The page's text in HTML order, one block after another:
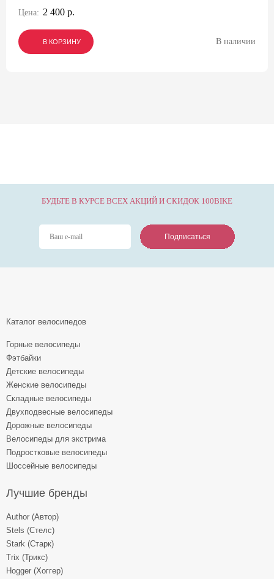
Цена: 2 400 р.
В КОРЗИНУ
В КОРЗИНУ
В КОРЗИНУ В наличии
БУДЬТЕ В КУРСЕ ВСЕХ АКЦИЙ И СКИДОК 100BIKE
Подписаться
Подписаться
Подписаться
Каталог велосипедов
Горные велосипеды
Фэтбайки
Детские велосипеды
Женские велосипеды
Складные велосипеды
Двухподвесные велосипеды
Дорожные велосипеды
Велосипеды для экстрима
Подростковые велосипеды
Шоссейные велосипеды
Лучшие бренды
Author (Автор)
Stels (Стелс)
Stark (Старк)
Trix (Трикс)
Hogger (Хоггер)